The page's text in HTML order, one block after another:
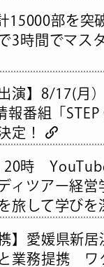
15000部を突
3時間でマス
出演】8/17(月
報番組「STEP
定！
20時
ィツアー経営
旅して学び
】愛媛県新
業務提携 ワ